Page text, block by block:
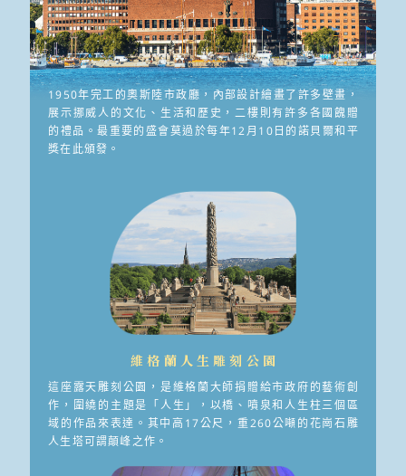
1950年完工的奧斯陸市政廳，內部設計繪畫了許多壁畫，
展示挪威人的文化、生活和歷史，二樓則有許多各國餽贈
的禮品。最重要的盛會莫過於每年12月10日的諾貝爾和平
獎在此頒發。
維格蘭人生雕刻公園
這座露天雕刻公園，是維格蘭大師捐贈給市政府的藝術創
作，圍繞的主題是「人生」，以橋、噴泉和人生柱三個區
域的作品來表達。其中高17公尺，重260公噸的花崗石雕
人生塔可謂顛峰之作。